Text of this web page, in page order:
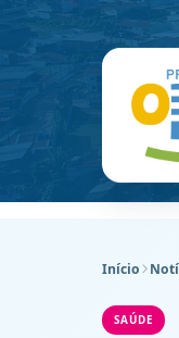
Início
SAÚDE